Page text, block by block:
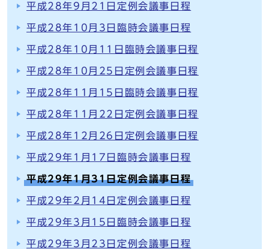
平成28年9月21日定例会議事日程
平成28年10月3日臨時会議事日程
平成28年10月11日臨時会議事日程
平成28年10月25日定例会議事日程
平成28年11月15日臨時会議事日程
平成28年11月22日定例会議事日程
平成28年12月26日定例会議事日程
平成29年1月17日臨時会議事日程
平成29年1月31日定例会議事日程
平成29年2月14日定例会議事日程
平成29年3月15日臨時会議事日程
平成29年3月23日定例会議事日程